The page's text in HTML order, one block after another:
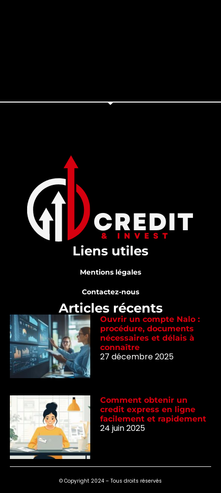
Liens utiles
Mentions légales
Contactez-nous
Articles récents
Ouvrir un compte Nalo :
procédure, documents
nécessaires et délais à
connaître
27 décembre 2025
Comment obtenir un
credit express en ligne
facilement et rapidement
24 juin 2025
© Copyright 2024 – Tous droits réservés